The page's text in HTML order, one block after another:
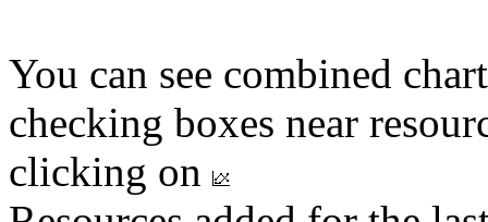
You can see combined
checking boxes near
clicking on